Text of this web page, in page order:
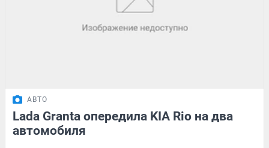
АВТО
Lada Granta опередила KIA Rio на два
автомобиля